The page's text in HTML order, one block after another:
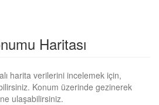
Haritası
harita verilerini incelemek için,
Konum üzerinde gezinerek
ulaşabilirsiniz.